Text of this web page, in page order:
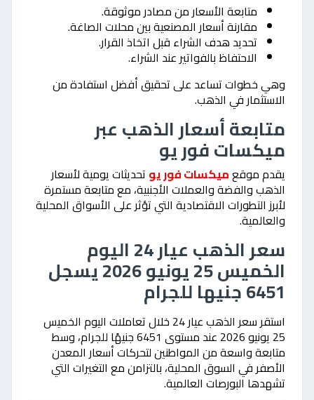
متابعة الأسعار من مصادر موثوقة.
مقارنة أسعار المصنعية بين محلات الصاغة.
تحديد هدف الشراء قبل اتخاذ القرار.
الاحتفاظ بالفواتير عند الشراء.
وهي خطوات تساعد على تحقيق أفضل استفادة من
الاستثمار في الذهب.
متابعة أسعار الذهب عبر
ميكسات فور يو
يقدم موقعميكسات فور يو تحديثات يومية لأسعار
الذهب والفضة والعملات الأجنبية، مع متابعة مستمرة
لأبرز التطورات الاقتصادية التي تؤثر على الأسواق المحلية
والعالمية.
سعر الذهب عيار 24 اليوم
الخميس 25 يونيو 2026 يسجل
6451 جنيها للجرام
استقر سعر الذهب عيار 24 خلال تعاملات اليوم الخميس
25 يونيو 2026 عند مستوى 6451 جنيهًا للجرام، وسط
متابعة واسعة من المواطنين لتحركات أسعار المعدن
الأصفر في السوق المحلية، بالتزامن مع التغيرات التي
تشهدها البورصات العالمية.